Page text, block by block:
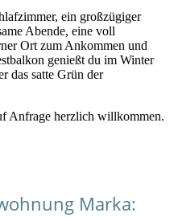
ein großzügiger
Abende, eine voll
Ort zum Ankommen und
genießt du im Winter
das satte Grün der
Anfrage herzlich willkommen.
Marka: